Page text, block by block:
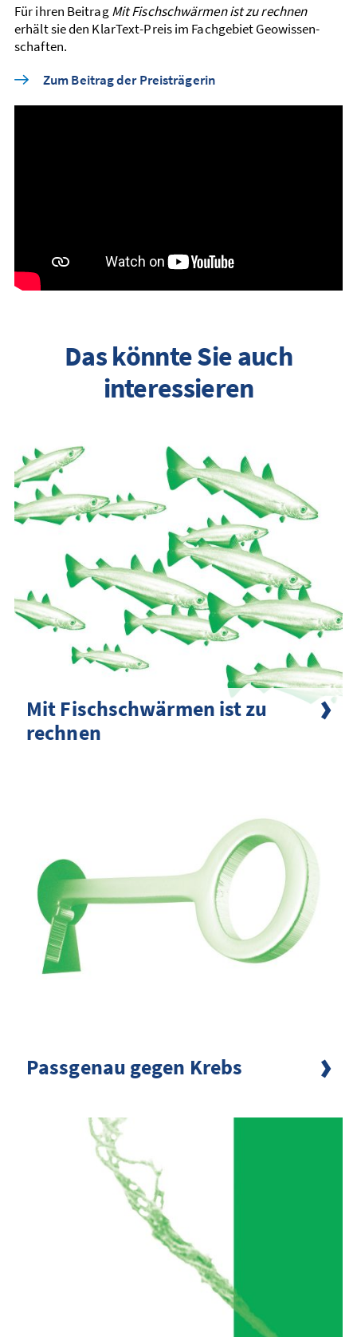
Für ihren BeitragMit Fischschwärmen ist zu rechnen
erhält sie den KlarText-Preis im Fach­gebiet Geo­wissen­
schaften.
Zum Beitrag der Preisträgerin
Das könnte Sie auch
interessieren
Mit Fischschwärmen ist zu
rechnen
Passgenau gegen Krebs